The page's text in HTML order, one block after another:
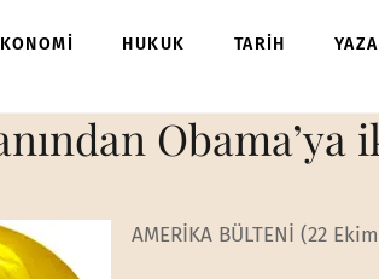
HUKUK TARİH
Obama’ya
AMERİKA BÜLTENİ (22